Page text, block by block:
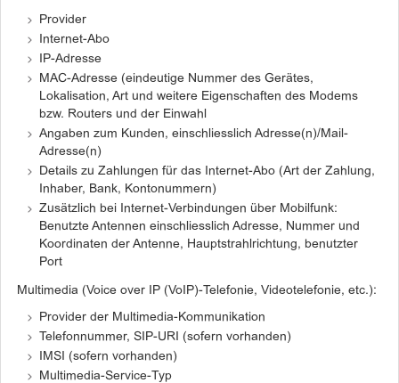
Provider
Internet-Abo
IP-Adresse
MAC-Adresse (eindeutige Nummer des Gerätes,
Lokalisation, Art und weitere Eigenschaften des Modems
bzw. Routers und der Einwahl
Angaben zum Kunden, einschliesslich Adresse(n)/Mail-
Adresse(n)
Details zu Zahlungen für das Internet-Abo (Art der Zahlung,
Inhaber, Bank, Kontonummern)
Zusätzlich bei Internet-Verbindungen über Mobilfunk:
Benutzte Antennen einschliesslich Adresse, Nummer und
Koordinaten der Antenne, Hauptstrahlrichtung, benutzter
Port
Multimedia (Voice over IP (VoIP)-Telefonie, Videotelefonie, etc.):
Provider der Multimedia-Kommunikation
Telefonnummer, SIP-URI (sofern vorhanden)
IMSI (sofern vorhanden)
Multimedia-Service-Typ